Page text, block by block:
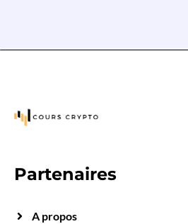
Partenaires
A propos